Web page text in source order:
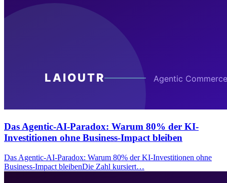
Das Agentic-AI-Paradox: Warum 80% der KI-
Investitionen ohne Business-Impact bleiben
Das Agentic-AI-Paradox: Warum 80% der KI-Investitionen ohne
Business-Impact bleibenDie Zahl kursiert…